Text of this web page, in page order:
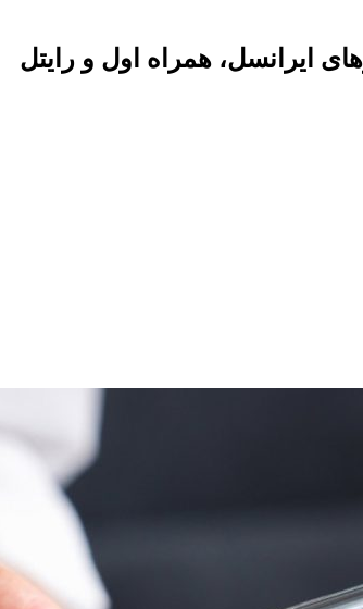
ایرانسل، همراه اول و رایتل